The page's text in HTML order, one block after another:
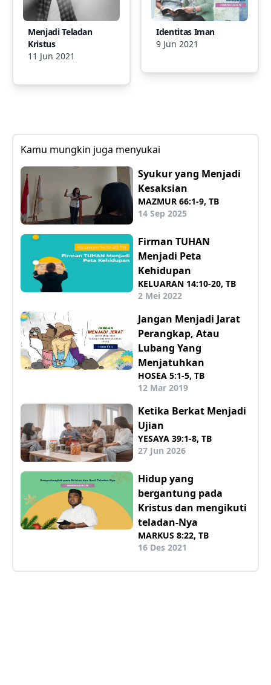
Menjadi Teladan
Kristus
11 Jun 2021
Identitas Iman
9 Jun 2021
Kamu mungkin juga menyukai
Syukur yang Menjadi
Kesaksian
MAZMUR 66:1-9, TB
14 Sep 2025
Firman TUHAN
Menjadi Peta
Kehidupan
KELUARAN 14:10-20, TB
2 Mei 2022
Jangan Menjadi Jarat
Perangkap, Atau
Lubang Yang
Menjatuhkan
HOSEA 5:1-5, TB
12 Mar 2019
Ketika Berkat Menjadi
Ujian
YESAYA 39:1-8, TB
27 Jun 2026
Hidup yang
bergantung pada
Kristus dan mengikuti
teladan-Nya
MARKUS 8:22, TB
16 Des 2021